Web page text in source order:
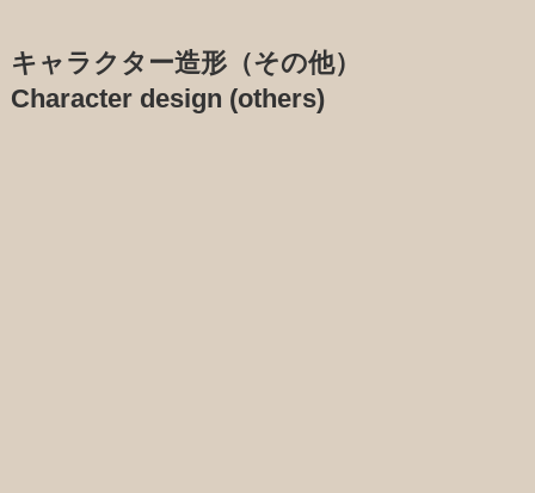
キャラクター造形（その他）
Character design (others)